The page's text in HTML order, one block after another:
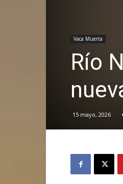
Vaca Muerta
Río
15 mayo, 2026